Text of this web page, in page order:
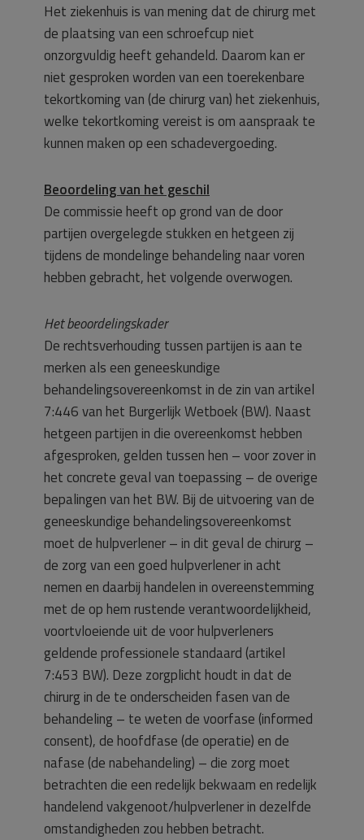
Het ziekenhuis is van mening dat de chirurg met
de plaatsing van een schroefcup niet
onzorgvuldig heeft gehandeld. Daarom kan er
niet gesproken worden van een toerekenbare
tekortkoming van (de chirurg van) het ziekenhuis,
welke tekortkoming vereist is om aanspraak te
kunnen maken op een schadevergoeding.
Beoordeling van het geschil
De commissie heeft op grond van de door
partijen overgelegde stukken en hetgeen zij
tijdens de mondelinge behandeling naar voren
hebben gebracht, het volgende overwogen.
Het beoordelingskader
De rechtsverhouding tussen partijen is aan te
merken als een geneeskundige
behandelingsovereenkomst in de zin van artikel
7:446 van het Burgerlijk Wetboek (BW). Naast
hetgeen partijen in die overeenkomst hebben
afgesproken, gelden tussen hen – voor zover in
het concrete geval van toepassing – de overige
bepalingen van het BW. Bij de uitvoering van de
geneeskundige behandelingsovereenkomst
moet de hulpverlener – in dit geval de chirurg –
de zorg van een goed hulpverlener in acht
nemen en daarbij handelen in overeenstemming
met de op hem rustende verantwoordelijkheid,
voortvloeiende uit de voor hulpverleners
geldende professionele standaard (artikel
7:453 BW). Deze zorgplicht houdt in dat de
chirurg in de te onderscheiden fasen van de
behandeling – te weten de voorfase (informed
consent), de hoofdfase (de operatie) en de
nafase (de nabehandeling) – die zorg moet
betrachten die een redelijk bekwaam en redelijk
handelend vakgenoot/hulpverlener in dezelfde
omstandigheden zou hebben betracht.